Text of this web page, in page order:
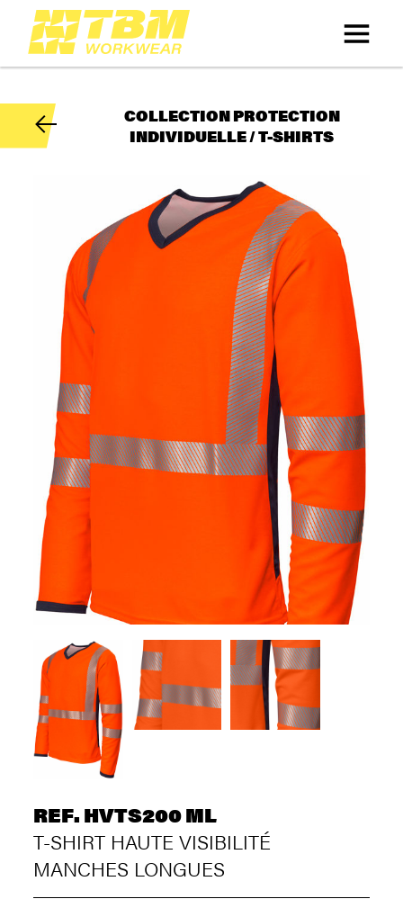
COLLECTION PROTECTION
INDIVIDUELLE / T-SHIRTS
REF. HVTS200 ML
T-SHIRT HAUTE VISIBILITÉ
MANCHES LONGUES